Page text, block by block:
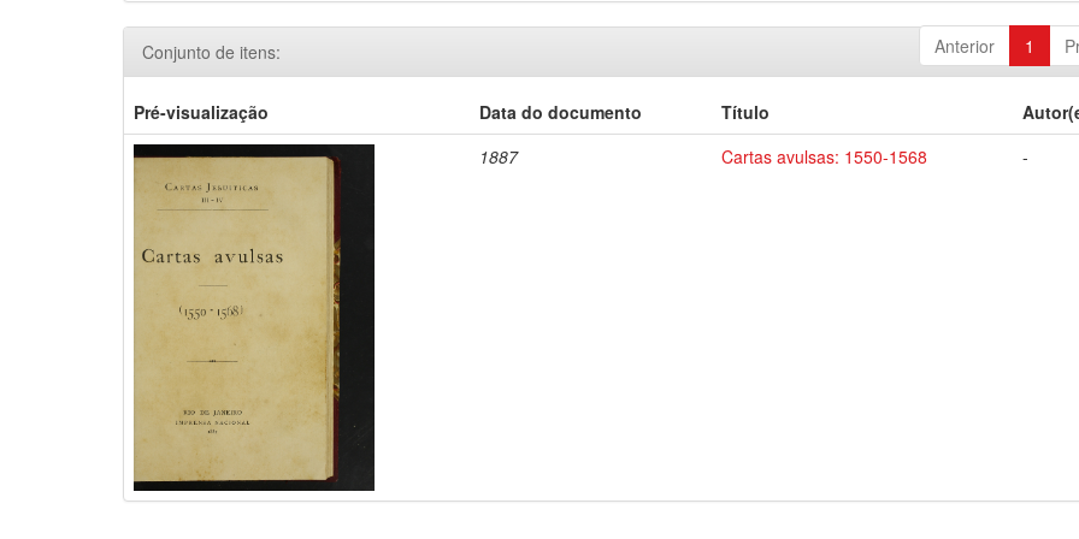
Anterior 1
Conjunto de itens:
Pré-visualização Data do documento Título
1887
Cartas avulsas: 1550-1568 -